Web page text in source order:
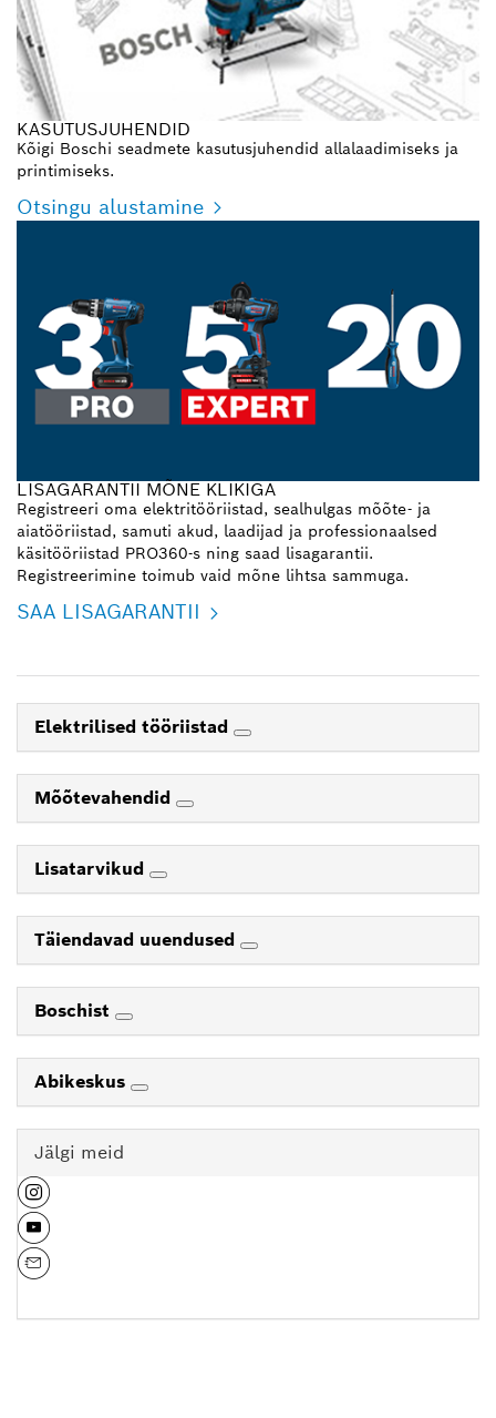
KASUTUSJUHENDID
Kõigi Boschi seadmete kasutusjuhendid allalaadimiseks ja
printimiseks.
Otsingu alustamine
LISAGARANTII MÕNE KLIKIGA
Registreeri oma elektritööriistad, sealhulgas mõõte- ja
aiatööriistad, samuti akud, laadijad ja professionaalsed
käsitööriistad PRO360-s ning saad lisagarantii.
Registreerimine toimub vaid mõne lihtsa sammuga.
SAA LISAGARANTII
Elektrilised tööriistad
Mõõtevahendid
Lisatarvikud
Täiendavad uuendused
Boschist
Abikeskus
Jälgi meid